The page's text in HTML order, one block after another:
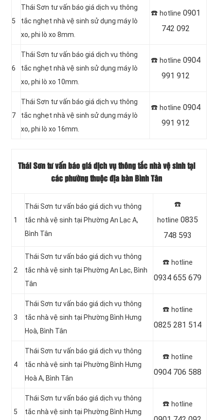
5
Thái Sơn tư vấn báo giá dịch vụ thông
tắc nghẹt nhà vệ sinh sử dụng máy lò
xo, phi lò xo 8mm.
☎️ hotline 0901
742 092
6
Thái Sơn tư vấn báo giá dịch vụ thông
tắc nghẹt nhà vệ sinh sử dụng máy lò
xo, phi lò xo 10mm.
☎️ hotline 0904
991 912
7
Thái Sơn tư vấn báo giá dịch vụ thông
tắc nghẹt nhà vệ sinh sử dụng máy lò
xo, phi lò xo 16mm.
☎️ hotline 0904
991 912
Thái Sơn tư vấn báo giá dịch vụ thông tắc nhà vệ sinh tại
các phường thuộc địa bàn Bình Tân
1
Thái Sơn tư vấn báo giá dịch vụ thông
tắc nhà vệ sinh tại Phường An Lạc A,
Bình Tân
☎️
hotline 0835
748 593
2
Thái Sơn tư vấn báo giá dịch vụ thông
tắc nhà vệ sinh tại Phường An Lạc, Bình
Tân
☎️ hotline
0934 655 679
3
Thái Sơn tư vấn báo giá dịch vụ thông
tắc nhà vệ sinh tại Phường Bình Hưng
Hoà, Bình Tân
☎️ hotline
0825 281 514
4
Thái Sơn tư vấn báo giá dịch vụ thông
tắc nhà vệ sinh tại Phường Bình Hưng
Hoà A, Bình Tân
☎️ hotline
0904 706 588
5
Thái Sơn tư vấn báo giá dịch vụ thông
tắc nhà vệ sinh tại Phường Bình Hưng
☎️ hotline